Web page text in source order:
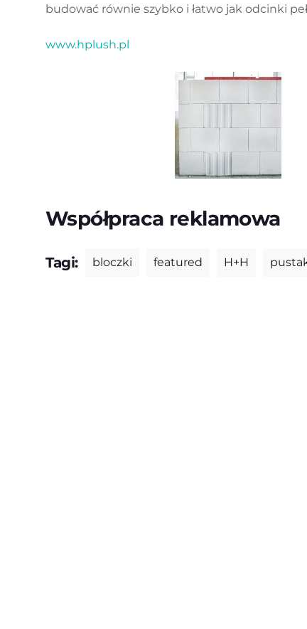
budować równie szybko i łatwo jak odcinki
www.hplush.pl
Współpraca reklamowa
Tagi: bloczki featured H+H